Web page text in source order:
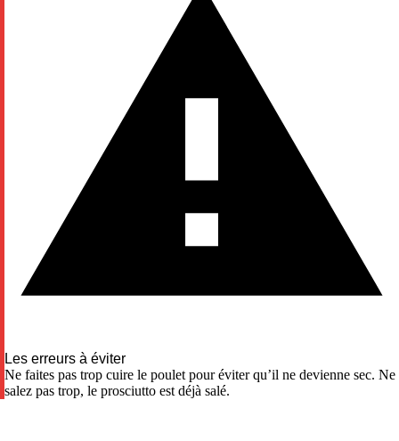
Les erreurs à éviter
Ne faites pas trop cuire le poulet pour éviter qu’il ne devienne sec. Ne
salez pas trop, le prosciutto est déjà salé.